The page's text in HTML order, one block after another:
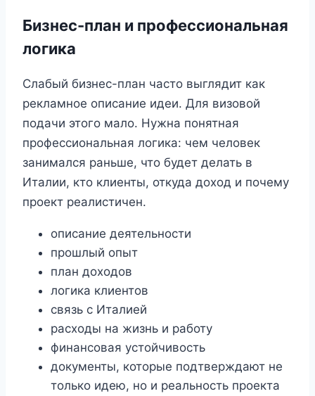
Бизнес-план и профессиональная
логика
Слабый бизнес-план часто выглядит как
рекламное описание идеи. Для визовой
подачи этого мало. Нужна понятная
профессиональная логика: чем человек
занимался раньше, что будет делать в
Италии, кто клиенты, откуда доход и почему
проект реалистичен.
описание деятельности
прошлый опыт
план доходов
логика клиентов
связь с Италией
расходы на жизнь и работу
финансовая устойчивость
документы, которые подтверждают не
только идею, но и реальность проекта